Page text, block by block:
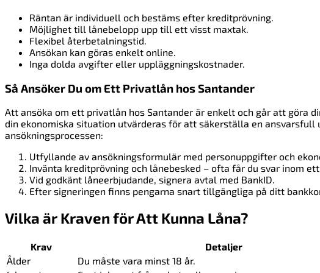
Räntan är individuell och bestäms efter kreditprövning.
Möjlighet till lånebelopp upp till ett visst maxtak.
Flexibel återbetalningstid.
Ansökan kan göras enkelt online.
Inga dolda avgifter eller uppläggningskostnader.
Så Ansöker Du om Ett Privatlån hos Santander
Att ansöka om ett privatlån hos Santander är enkelt och går att göra
din ekonomiska situation utvärderas för att säkerställa en ansvarsfull
ansökningsprocessen:
Utfyllande av ansökningsformulär med personuppgifter och
Invänta kreditprövning och lånebesked – ofta får du svar inom
Vid godkänt låneerbjudande, signera avtal med BankID.
Efter signeringen finns pengarna snart tillgängliga på ditt
Vilka är Kraven för Att Kunna Låna?
Krav
Detaljer
Ålder
Du måste vara minst 18 år.